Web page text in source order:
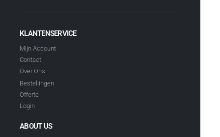
KLANTENSERVICE
Mijn Account
Contact
Over Ons
Bestellingen
Offerte
Login
ABOUT US